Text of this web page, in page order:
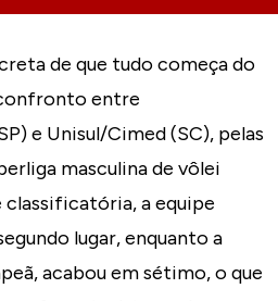
de que tudo começa do
entre
e Unisul/Cimed (SC), pelas
masculina de vôlei
a equipe
lugar, enquanto a
acabou em sétimo, o que